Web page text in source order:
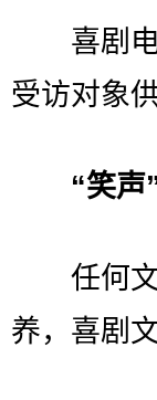
喜剧电
受访对象
“笑声
任何文
养，喜剧